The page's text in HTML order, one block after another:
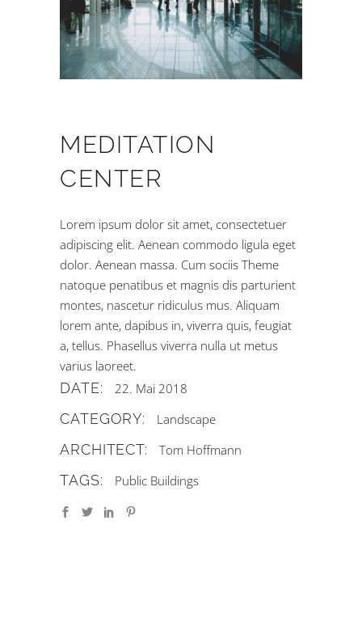
MEDITATION
CENTER
Lorem ipsum dolor sit amet, consectetuer
adipiscing elit. Aenean commodo ligula eget
dolor. Aenean massa. Cum sociis Theme
natoque penatibus et magnis dis parturient
montes, nascetur ridiculus mus. Aliquam
lorem ante, dapibus in, viverra quis, feugiat
a, tellus. Phasellus viverra nulla ut metus
varius laoreet.
DATE: 22. Mai 2018
CATEGORY: Landscape
ARCHITECT: Tom Hoffmann
TAGS: Public Buildings